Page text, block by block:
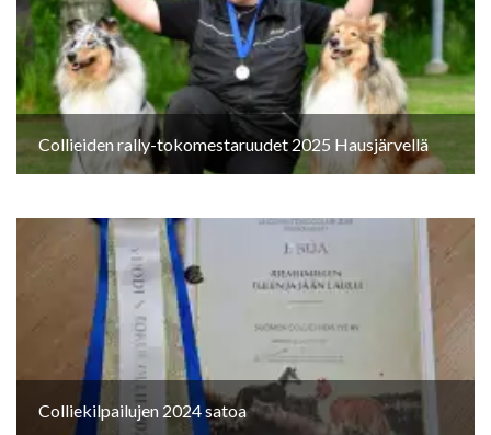
Collieiden rally-tokomestaruudet 2025 Hausjärvellä
Colliekilpailujen 2024 satoa